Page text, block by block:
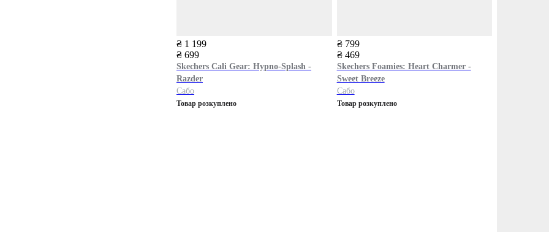
₴ 1 199
₴ 699
Skechers Cali Gear: Hypno-Splash -
Razder
Сабо
Товар розкуплено
₴ 799
₴ 469
SkechersFoamies: Heart Charmer -
Sweet Breeze
Сабо
Товар розкуплено